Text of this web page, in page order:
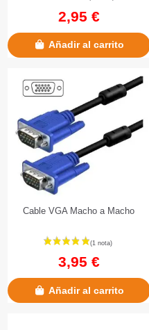
2,95 €
Añadir al carrito
Cable VGA Macho a Macho
3,95 €
Añadir al carrito